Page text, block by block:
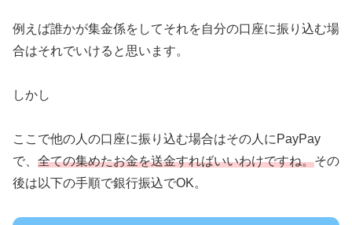
例えば誰かが集金係をしてそれを自分の口座に振り込む場
合はそれでいけると思います。
しかし
ここで他の人の口座に振り込む場合はその人にPayPay
で、 全ての集めたお金を送金すればいいわけですね。その
後は以下の手順で銀行振込でOK。